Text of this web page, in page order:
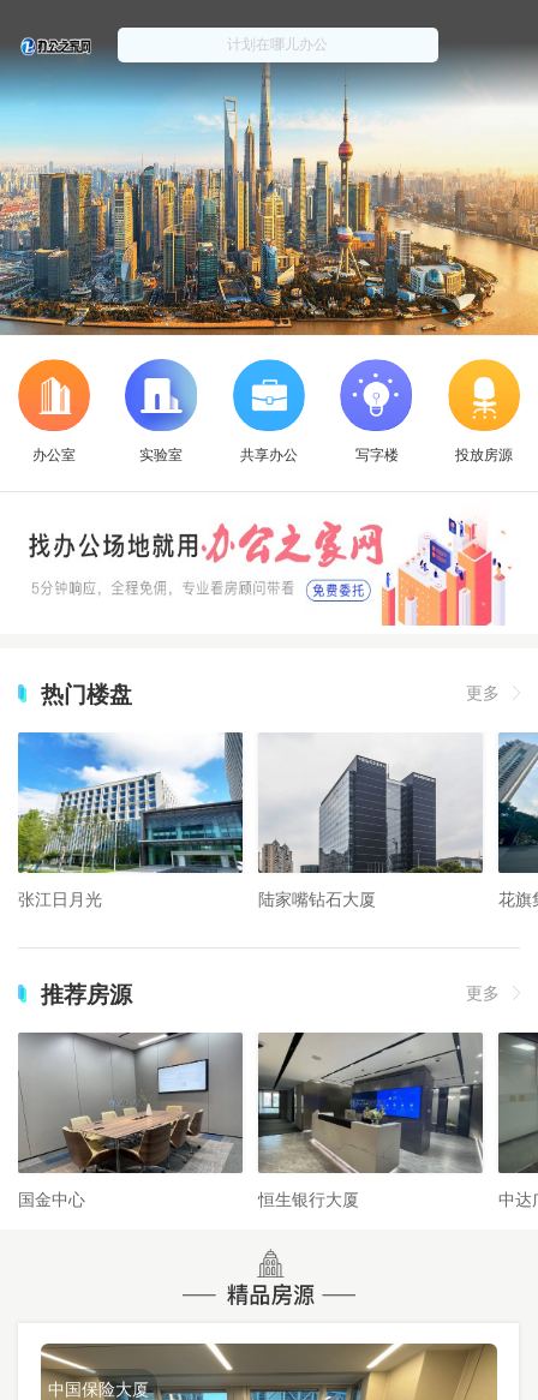
办公室 实验室 共享办公 写字楼 投放房源
热门楼盘 更多
张江日月光 陆家嘴钻石大厦 花旗
推荐房源 更多
国金中心 恒生银行大厦 中达
中国保险大厦